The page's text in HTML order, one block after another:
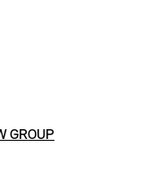
GROUP